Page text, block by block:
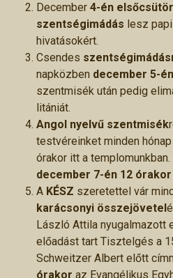
December 4-én
szentségimádás lesz
hivatásokért.
Csendes
napközben december 5-én
szentmisék után pedig
litániát.
Angol nyelvű szentmisék
testvéreinket minden
órakor itt a
december 7-én 12 órakor
A KÉSZ szeretettel vár
karácsonyi összejövetel
László Attila nyugalmazott
előadást tart Tisztelgés a
Schweitzer Albert előtt
órakor az Evangélikus